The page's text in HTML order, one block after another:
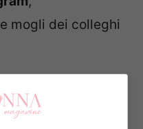
mogli dei colleghi
è, età,